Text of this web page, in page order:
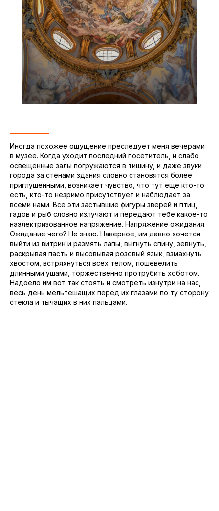
Иногда похожее ощущение преследует меня вечерами
в музее. Когда уходит последний посетитель, и слабо
освещенные залы погружаются в тишину, и даже звуки
города за стенами здания словно становятся более
приглушенными, возникает чувство, что тут еще кто-то
есть, кто-то незримо присутствует и наблюдает за
всеми нами. Все эти застывшие фигуры зверей и птиц,
гадов и рыб словно излучают и передают тебе какое-то
наэлектризованное напряжение. Напряжение ожидания.
Ожидание чего? Не знаю. Наверное, им давно хочется
выйти из витрин и размять лапы, выгнуть спину, зевнуть,
раскрывая пасть и высовывая розовый язык, взмахнуть
хвостом, встряхнуться всех телом, пошевелить
длинными ушами, торжественно протрубить хоботом.
Надоело им вот так стоять и смотреть изнутри на нас,
весь день мельтешащих перед их глазами по ту сторону
стекла и тычащих в них пальцами.